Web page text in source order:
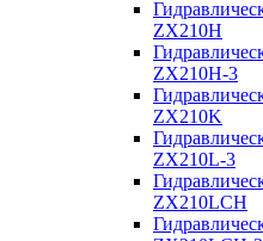
ZX210H
ZX210H-3
ZX210K
ZX210L-3
ZX210LCH